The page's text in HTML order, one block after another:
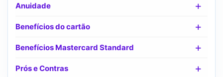
Anuidade
Benefícios do cartão
Benefícios Mastercard Standard
Prós e Contras